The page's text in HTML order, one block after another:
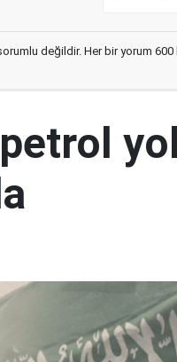
değildir. Her bir yorum 600